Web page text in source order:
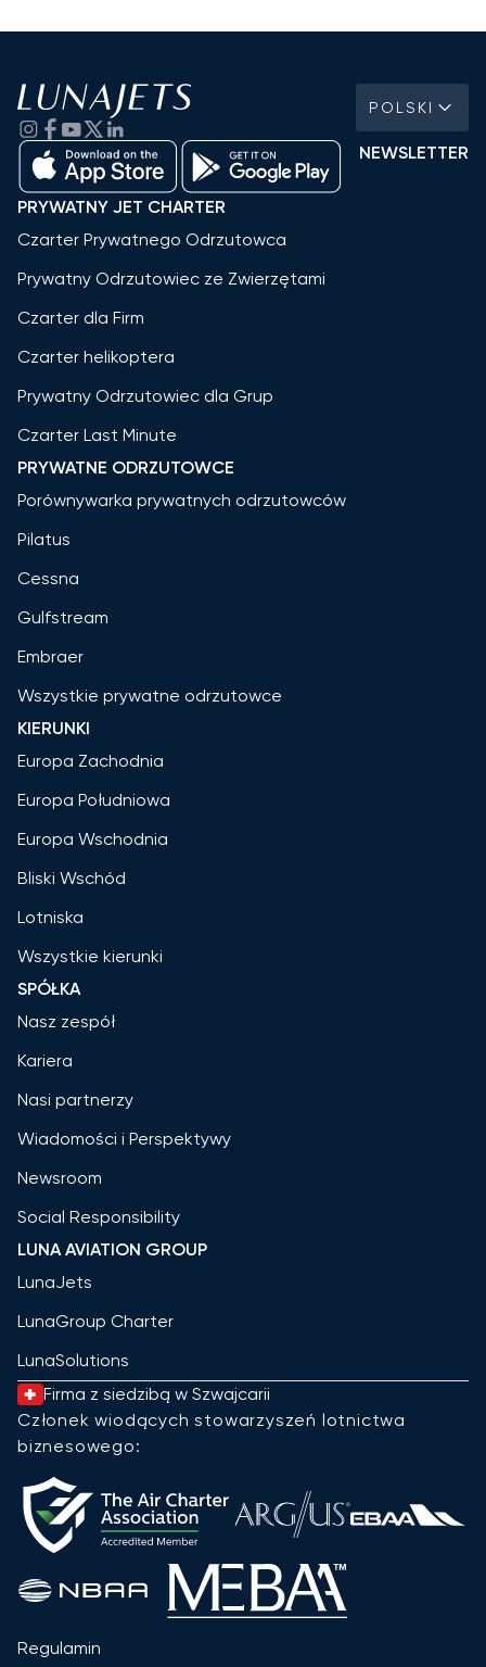
POLSKI
NEWSLETTER
PRYWATNY JET CHARTER
Czarter Prywatnego Odrzutowca
Prywatny Odrzutowiec ze Zwierzętami
Czarter dla Firm
Czarter helikoptera
Prywatny Odrzutowiec dla Grup
Czarter Last Minute
PRYWATNE ODRZUTOWCE
Porównywarka prywatnych odrzutowców
Pilatus
Cessna
Gulfstream
Embraer
Wszystkie prywatne odrzutowce
KIERUNKI
Europa Zachodnia
Europa Południowa
Europa Wschodnia
Bliski Wschód
Lotniska
Wszystkie kierunki
SPÓŁKA
Nasz zespół
Kariera
Nasi partnerzy
Wiadomości i Perspektywy
Newsroom
Social Responsibility
LUNA AVIATION GROUP
LunaJets
LunaGroup Charter
LunaSolutions
Firma z siedzibą w Szwajcarii
Członek wiodących stowarzyszeń lotnictwa
biznesowego:
Regulamin